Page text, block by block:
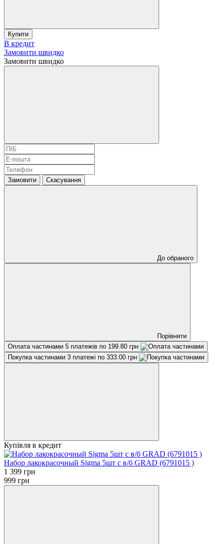
Купити
В кредит
Замовити швидко
Замовити швидко
Замовити Скасування
До обраного
Порівняти
Оплата частинами 5 платежів по 199.80 грн
Покупка частинами 3 платежі по 333.00 грн
Купівля в кредит
Набор лакокрасочный Sigma 5шт с в/б GRAD (6791015 )
1 399 грн
999 грн